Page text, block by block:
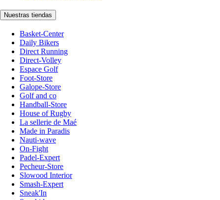
Nuestras tiendas
Basket-Center
Daily Bikers
Direct Running
Direct-Volley
Espace Golf
Foot-Store
Galope-Store
Golf and co
Handball-Store
House of Rugby
La sellerie de Maé
Made in Paradis
Nauti-wave
On-Fight
Padel-Expert
Pecheur-Store
Slowood Interior
Smash-Expert
Sneak'In